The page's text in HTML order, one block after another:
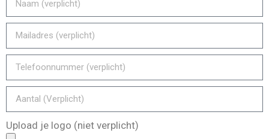
Upload je logo (niet verplicht)